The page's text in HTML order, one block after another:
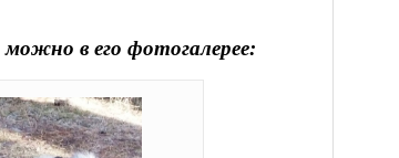
можно в его фотогалерее: